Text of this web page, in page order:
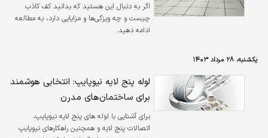
اگر به دنبال این هستید که بدانید کف کاذب
چیست و چه ویزگی‌ها و مزایایی دارد، به مطالعه
ادامه دهید.
یکشنبه، ۲۸ مرداد ۱۴۰۳
لوله پنج لایه نیوپایپ: انتخابی هوشمند
برای ساختمان‌های مدرن
برای آشنایی با لوله های پنج لایه نیوپایپ،
اتصالات پنج لایه و همچنین راهکارهای نیوپایپ